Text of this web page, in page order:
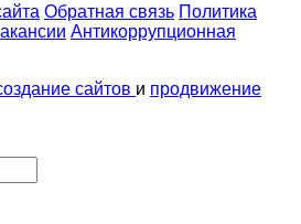
Обратная связь Политика
Антикоррупционная
сайтов и продвижение